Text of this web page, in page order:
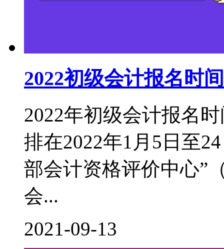
2022初级会计报名时
2022年初级会计报名
排在2022年1月5日至
部会计资格评价中心”
会...
2021-09-13